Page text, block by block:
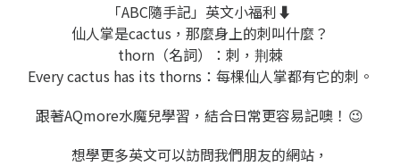
「ABC隨手記」英文小福利⬇️
仙人掌是cactus，那麼身上的刺叫什麼？
thorn（名詞）：刺，荆棘
Every cactus has its thorns： 每棵仙人掌都有它的刺。
跟著AQmore水魔兒學習，結合日常更容易記噢！ 😉
想學更多英文可以訪問我們朋友的網站，